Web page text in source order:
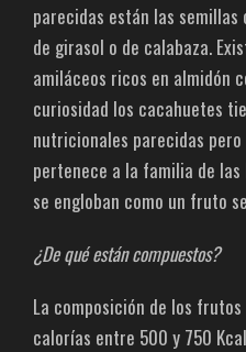
parecidas están las semillas
de girasol o de calabaza.
amiláceos ricos en almidón
curiosidad los cacahuetes
nutricionales parecidas
pertenece a la familia de
se engloban como un fruto
¿De qué están compuestos?
La composición de los
calorías entre 500 y 750